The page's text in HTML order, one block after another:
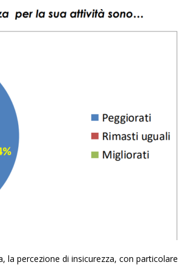
la percezione di insicurezza, con particolare